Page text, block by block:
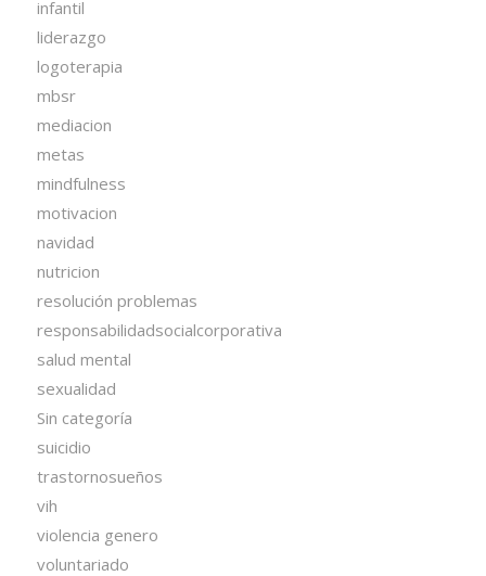
infantil
liderazgo
logoterapia
mbsr
mediacion
metas
mindfulness
motivacion
navidad
nutricion
resolución problemas
responsabilidadsocialcorporativa
salud mental
sexualidad
Sin categoría
suicidio
trastornosueños
vih
violencia genero
voluntariado